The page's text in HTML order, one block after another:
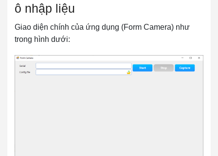
ô nhập liệu
Giao diện chính của ứng dụng (Form Camera) như
trong hình dưới: